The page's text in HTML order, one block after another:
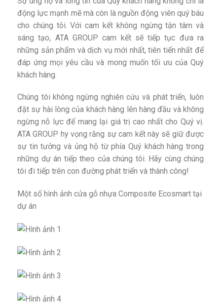
động lực mạnh mẽ mà còn là nguồn động viên quý báu
cho chúng tôi. Với cam kết không ngừng tận tâm và
sáng tạo, ATA GROUP cam kết sẽ tiếp tục đưa ra
những sản phẩm và dịch vụ mới nhất, tiên tiến nhất để
đáp ứng mọi yêu cầu và mong muốn tối ưu của Quý
khách hàng.
Chúng tôi không ngừng nghiên cứu và phát triển, luôn
đặt sự hài lòng của khách hàng lên hàng đầu và không
ngừng nỗ lực để mang lại giá trị cao nhất cho Quý vị.
ATA GROUP hy vọng rằng sự cam kết này sẽ giữ được
sự tin tưởng và ủng hộ từ phía Quý khách hàng trong
những dự án tiếp theo của chúng tôi. Hãy cùng chúng
tôi đi tiếp trên con đường phát triển và thành công!
Một số hình ảnh cửa gỗ nhựa Composite Ecosmart tại
dự án